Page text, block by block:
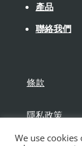
產品
聯絡我們
條款
隱私政策
We use